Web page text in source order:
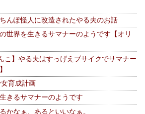
ちんぽ怪人に改造されたやる夫のお話
世界を生きるサマナーのようです【オリ
こ】やる夫はすっげえブサイクでサマナー
育成計画
きるサマナーのようです
かなぁ、あるといいなぁ。